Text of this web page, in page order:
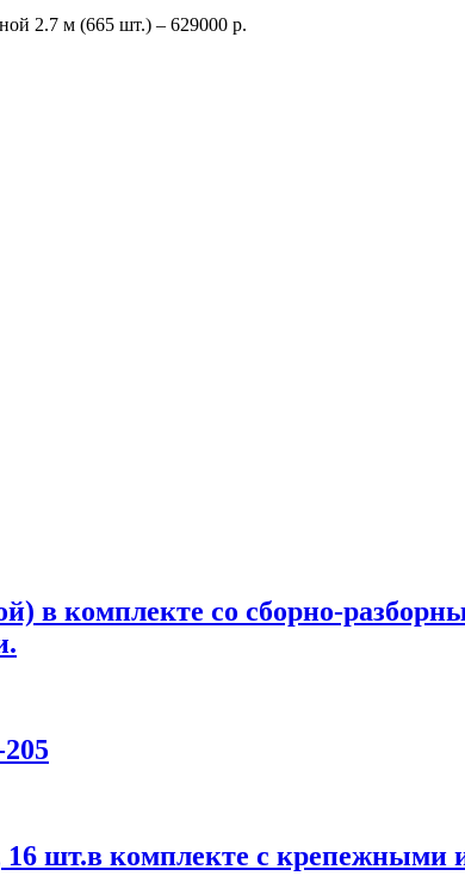
2.7 м (665 шт.) – 629000 р.
в комплекте со сборно-
шт.в комплекте с крепежными